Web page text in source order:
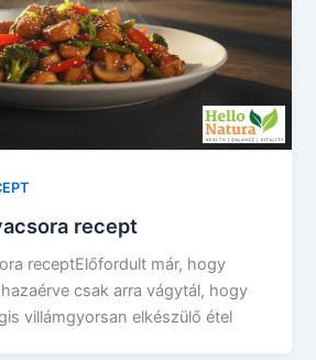
recept
receptElőfordult már, hogy
csak arra vágytál, hogy
villámgyorsan elkészülő étel